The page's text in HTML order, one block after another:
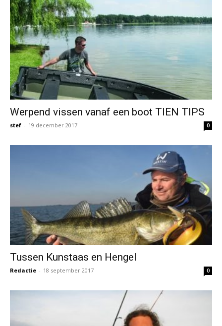
Werpend vissen vanaf een boot TIEN TIPS
stef - 19 december 2017 0
Tussen Kunstaas en Hengel
Redactie - 18 september 2017 0